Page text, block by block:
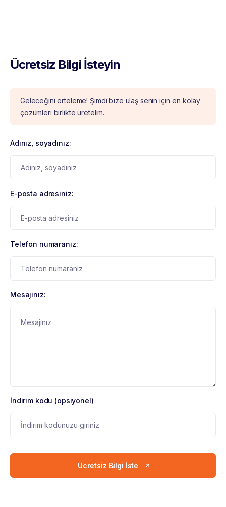
Ücretsiz Bilgi İsteyin
Geleceğini erteleme! Şimdi bize ulaş senin için en kolay
çözümleri birlikte üretelim.
Adınız, soyadınız:
E-posta adresiniz:
Telefon numaranız:
Mesajınız:
İndirim kodu (opsiyonel)
Ücretsiz Bilgi İste